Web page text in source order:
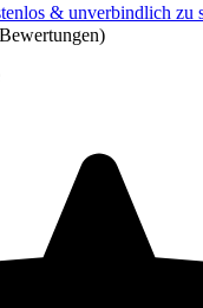
& unverbindlich zu